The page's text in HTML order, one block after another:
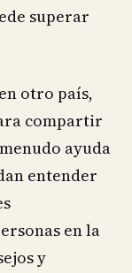
superar
otro país,
compartir
ayuda
entender
en la
y